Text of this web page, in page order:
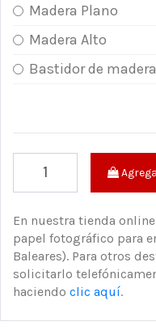
Madera Plano
Madera Alto
Bastidor de madera
En nuestra tienda
papel fotográfico para
Baleares). Para otros
solicitarlo
haciendo clic aquí.